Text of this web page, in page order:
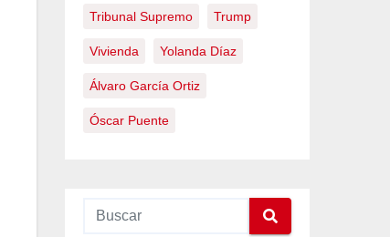
Tribunal Supremo Trump
Vivienda Yolanda Díaz
Álvaro García Ortiz
Óscar Puente